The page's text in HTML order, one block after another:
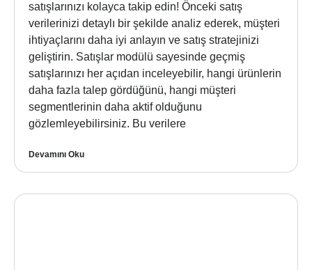
satışlarınızı kolayca takip edin! Önceki satış
verilerinizi detaylı bir şekilde analiz ederek, müşteri
ihtiyaçlarını daha iyi anlayın ve satış stratejinizi
geliştirin. Satışlar modülü sayesinde geçmiş
satışlarınızı her açıdan inceleyebilir, hangi ürünlerin
daha fazla talep gördüğünü, hangi müşteri
segmentlerinin daha aktif olduğunu
gözlemleyebilirsiniz. Bu verilere
Devamını Oku